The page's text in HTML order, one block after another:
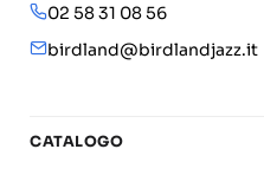
02 58 31 08 56
birdland@birdlandjazz.it
CATALOGO